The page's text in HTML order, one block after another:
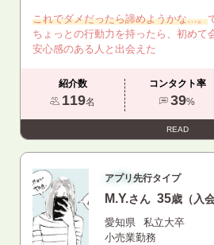
これでダメだったら諦めようかな…。
ちょっとの行動力を持ったら、初めて
安心感のある人と出会えた
紹介数
119名
コンタクト率
39%
READ
アプリ先行タイプ
M.Y.さん 35歳（入会
愛知県
私立大卒
小売業勤務